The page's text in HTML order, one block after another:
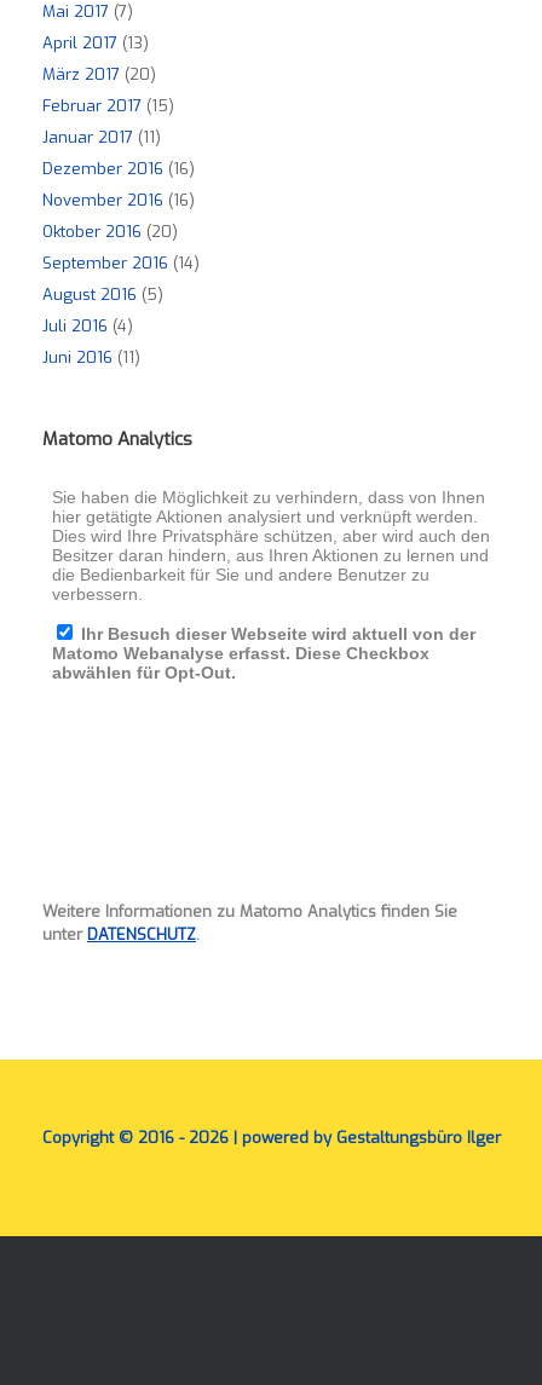
Mai 2017 (7)
April 2017 (13)
März 2017 (20)
Februar 2017 (15)
Januar 2017 (11)
Dezember 2016 (16)
November 2016 (16)
Oktober 2016 (20)
September 2016 (14)
August 2016 (5)
Juli 2016 (4)
Juni 2016 (11)
Matomo Analytics
Weitere Informationen zu Matomo Analytics finden Sie
unter DATENSCHUTZ.
Copyright © 2016 - 2026 | powered by Gestaltungsbüro Ilger